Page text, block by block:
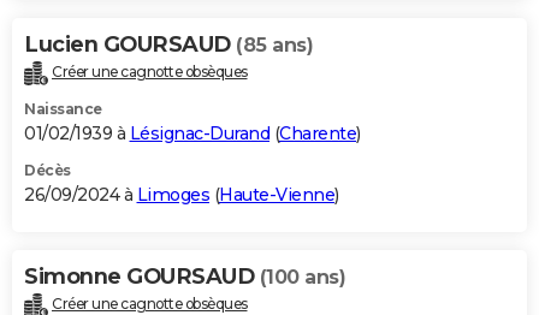
Lucien GOURSAUD (85 ans)
Créer une cagnotte obsèques
Naissance
01/02/1939 à Lésignac-Durand (Charente)
Décès
26/09/2024 à Limoges (Haute-Vienne)
Simonne GOURSAUD (100 ans)
Créer une cagnotte obsèques